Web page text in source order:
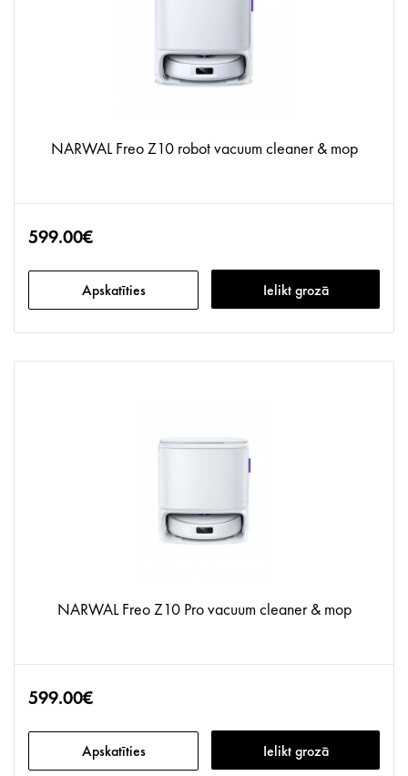
NARWAL Freo Z10 robot vacuum cleaner & mop
599.00€
Apskatīties Ielikt grozā
NARWAL Freo Z10 Pro vacuum cleaner & mop
599.00€
Apskatīties Ielikt grozā